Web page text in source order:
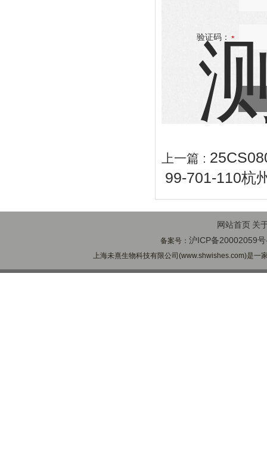
验证码：
上一篇 :
99-701-110杭
网站首页 关
备案号：沪ICP备20002059
上海未熹生物科技有限公司(www.shwishes.com)是一